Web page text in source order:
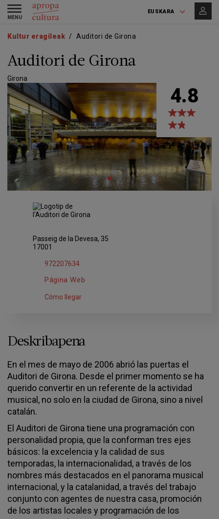
Skip
main
Skip
main
EUSKARA
Toggle
navigation
Kultur eragileak Auditori de Girona
Auditori de Girona
Girona
4.8
Passeig de la Devesa, 35
17001
972207634
Página Web
Cómo llegar
Deskribapena
En el mes de mayo de 2006 abrió las puertas el
Auditori de Girona. Desde el primer momento se ha
querido convertir en un referente de la actividad
musical, no solo en la ciudad de Girona, sino a nivel
catalán.
El Auditori de Girona tiene una programación con
personalidad propia, que la conforman tres ejes
básicos: la excelencia y la calidad de sus
temporadas, la internacionalidad, a través de los
nombres más destacados en el panorama musical
internacional, y la catalanidad, a través del trabajo
conjunto con agentes de nuestra casa, promoción
de los artistas locales y programación de los